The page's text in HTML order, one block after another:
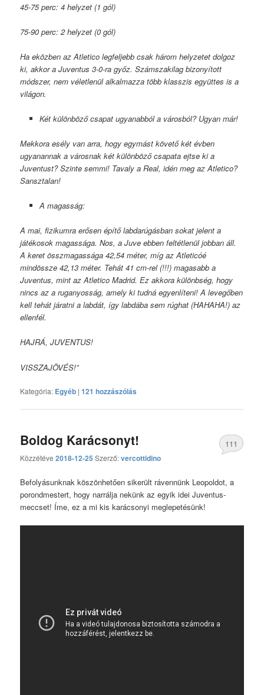
45-75 perc: 4 helyzet (1 gól)
75-90 perc: 2 helyzet (0 gól)
Ha eközben az Atletico legfeljebb csak három helyzetet dolgoz
ki, akkor a Juventus 3-0-ra győz. Számszakilag bizonyított
módszer, nem véletlenül alkalmazza több klasszis együttes is a
világon.
Két különböző csapat ugyanabból a városból? Ugyan már!
Mekkora esély van arra, hogy egymást követő két évben
ugyanannak a városnak két különböző csapata ejtse ki a
Juventust? Szinte semmi! Tavaly a Real, idén meg az Atletico?
Sansztalan!
A magasság:
A mai, fizikumra erősen építő labdarúgásban sokat jelent a
játékosok magassága. Nos, a Juve ebben feltétlenül jobban áll.
A keret összmagassága 42,54 méter, míg az Atleticóé
mindössze 42,13 méter. Tehát 41 cm-rel (!!!) magasabb a
Juventus, mint az Atletico Madrid. Ez akkora különbség, hogy
nincs az a ruganyosság, amely ki tudná egyenlíteni! A levegőben
kell tehát járatni a labdát, így labdába sem rúghat (HAHAHA!) az
ellenfél.
HAJRÁ, JUVENTUS!
VISSZAJÖVÉS!”
Kategória: Egyéb |121 hozzászólás
Boldog Karácsonyt!
Közzétéve2018-12-25 Szerző:vercottidino
111
Befolyásunknak köszönhetően sikerült rávennünk Leopoldot, a
porondmestert, hogy narrálja nekünk az egyik idei Juventus-
meccset! Íme, ez a mi kis karácsonyi meglepetésünk!